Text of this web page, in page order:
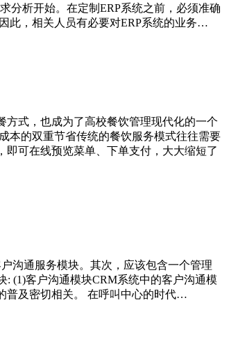
析开始。在定制ERP系统之前，必须准确
此，相关人员有必要对ERP系统的业务…
式，也成为了高校餐饮管理现代化的一个
本的双重节省传统的餐饮服务模式往往需要
可在线预览菜单、下单支付，大大缩短了
沟通服务模块。其次，应该包含一个管理
: (1)客户沟通模块CRM系统中的客户沟通模
普及密切相关。 在呼叫中心的时代…